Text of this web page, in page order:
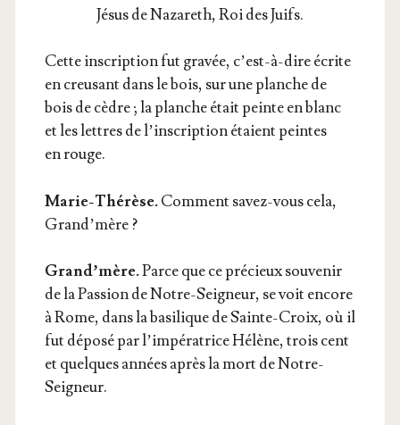
Jésus de Naza­reth, Roi des Juifs.
Cette ins­crip­tion fut gra­vée, c’est-à-dire écrite
en creu­sant dans le bois, sur une planche de
bois de cèdre ; la planche était peinte en blanc
et les lettres de l’inscription étaient peintes
en rouge.
Marie-Thé­rèse.Com­ment savez-vous cela,
Grand’mère ?
Grand’mère.Parce que ce pré­cieux sou­ve­nir
de la Pas­sion de Notre-Sei­gneur, se voit encore
à Rome, dans la basi­lique de Sainte-Croix, où il
fut dépo­sé par l’impératrice Hélène, trois cent
et quelques années après la mort de Notre-
Seigneur.